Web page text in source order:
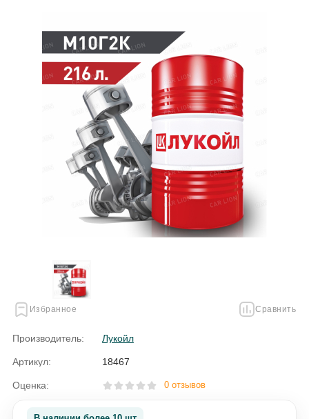
Избранное Сравнить
Производитель: Лукойл
Артикул: 18467
Оценка: 0 отзывов